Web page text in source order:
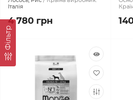
Фiльтр
Італія
4 780 грн